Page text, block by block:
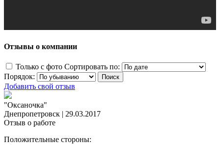
Отзывы о компании
Только с фото Сортировать по:
Порядок:
Добавить свой отзыв
"Оксаночка"
Днепропетровск | 29.03.2017
Отзыв о работе
Положительные стороны: